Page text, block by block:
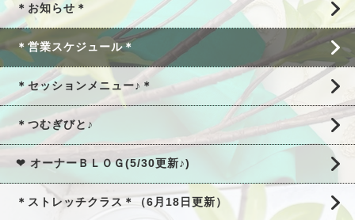
＊お知らせ＊
＊営業スケジュール＊
＊セッションメニュー♪＊
＊つむぎびと♪
❤ オーナーＢＬＯＧ(5/30更新♪)
＊ストレッチクラス＊（6月18日更新）